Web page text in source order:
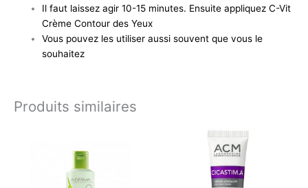
Il faut laissez agir 10-15 minutes. Ensuite appliquez C-Vit
Crème Contour des Yeux
Vous pouvez les utiliser aussi souvent que vous le
souhaitez
Produits similaires